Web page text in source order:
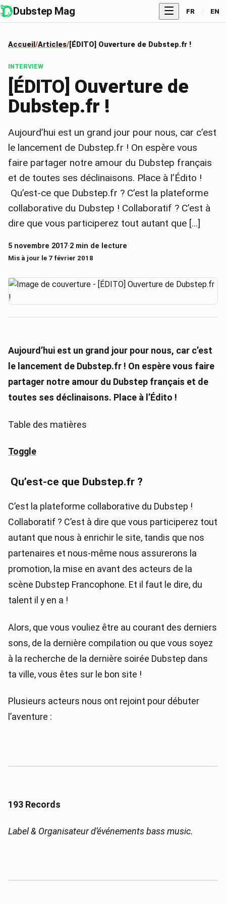
Dubstep Mag FR / EN
Accueil Articles [ÉDITO] Ouverture de Dubstep.fr !
INTERVIEW
[ÉDITO] Ouverture de
Dubstep.fr !
Aujourd’hui est un grand jour pour nous, car c’est
le lancement de Dubstep.fr ! On espère vous
faire partager notre amour du Dubstep français
et de toutes ses déclinaisons. Place à l’Édito !
Qu’est-ce que Dubstep.fr ? C’est la plateforme
collaborative du Dubstep ! Collaboratif ? C’est à
dire que vous participerez tout autant que […]
5 novembre 2017·2 min de lecture
Mis à jour le 7 février 2018
Aujourd’hui est un grand jour pour nous, car c’est
le lancement de Dubstep.fr ! On espère vous faire
partager notre amour du Dubstep français et de
toutes ses déclinaisons. Place à l’Édito !
Table des matières
Toggle
Qu’est-ce que Dubstep.fr ?
C’est la plateforme collaborative du Dubstep !
Collaboratif ? C’est à dire que vous participerez tout
autant que nous à enrichir le site, tandis que nos
partenaires et nous-même nous assurerons la
promotion, la mise en avant des acteurs de la
scène Dubstep Francophone. Et il faut le dire, du
talent il y en a !
Alors, que vous vouliez être au courant des derniers
sons, de la dernière compilation ou que vous soyez
à la recherche de la dernière soirée Dubstep dans
ta ville, vous êtes sur le bon site !
Plusieurs acteurs nous ont rejoint pour débuter
l’aventure :
193 Records
Label & Organisateur d’événements bass music.